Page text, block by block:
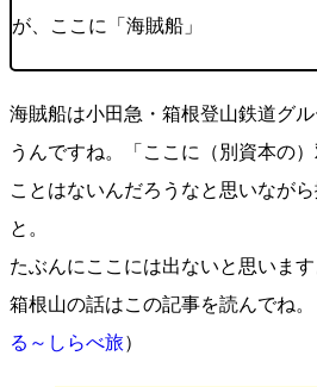
が、ここに「海賊船」
海賊船は小田急・箱根登山鉄道グ
うんですね。「ここに（別資本の
ことはないんだろうなと思いなが
と。
たぶんにここには出ないと思います
箱根山の話はこの記事を読んでね。
る～しらべ旅）